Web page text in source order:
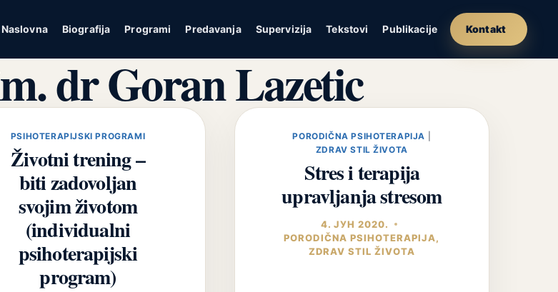
Naslovna Biografija Programi Predavanja Supervizija Tekstovi Publikacije Kontakt
dr Goran Lazetic
PSIHOTERAPIJSKI PROGRAMI
Životni trening –
biti zadovoljan
svojim životom
(individualni
psihoterapijski
program)
PORODIČNA PSIHOTERAPIJA
ZDRAV STIL ŽIVOTA
Stres i terapija
upravljanja stresom
4. ЈУН 2020.
PORODIČNA PSIHOTERAPIJA,
ZDRAV STIL ŽIVOTA